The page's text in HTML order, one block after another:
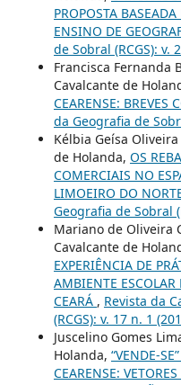
PROPOSTA
ENSINO DE
de Sobral (RCGS): v.
Francisca Fernanda
Cavalcante de
CEARENSE: BREVES
da Geografia de
Kélbia Geísa
de Holanda, OS
COMERCIAIS NO
LIMOEIRO DO
Geografia de Sobral
Mariano de Oliveira
Cavalcante de
EXPERIÊNCIA DE
AMBIENTE ESCOLAR
CEARÁ , Revista da
(RCGS): v. 17 n. 1
Juscelino Gomes
Holanda, “VENDE-
CEARENSE: